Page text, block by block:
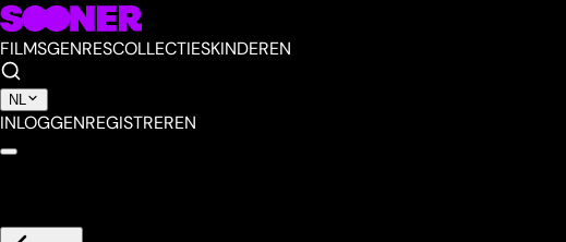
FILMSGENRESCOLLECTIESKINDEREN
NL
INLOGGENREGISTREREN